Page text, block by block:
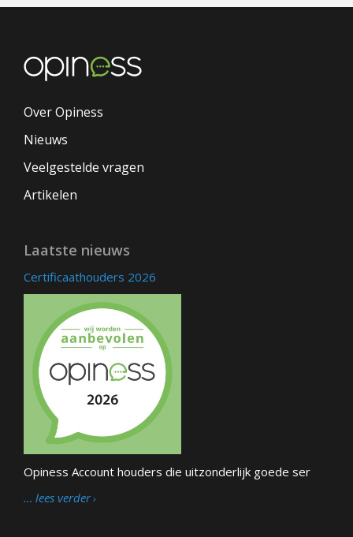
Over Opiness
Nieuws
Veelgestelde vragen
Artikelen
Laatste nieuws
Certificaathouders 2026
Opiness Account houders die uitzonderlijk goede ser
… lees verder